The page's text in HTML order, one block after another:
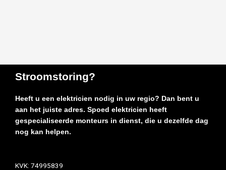
Stroomstoring?
Heeft u een elektricien nodig in uw regio? Dan bent u
aan het juiste adres. Spoed elektricien heeft
gespecialiseerde monteurs in dienst, die u dezelfde dag
nog kan helpen.
KVK: 74995839